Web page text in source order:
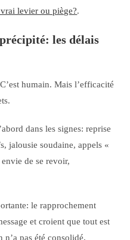
levier ou piège?.
les délais
humain. Mais l’efficacité
dans les signes: reprise
jalousie soudaine, appels «
de se revoir,
le rapprochement
et croient que tout est
pas été consolidé.